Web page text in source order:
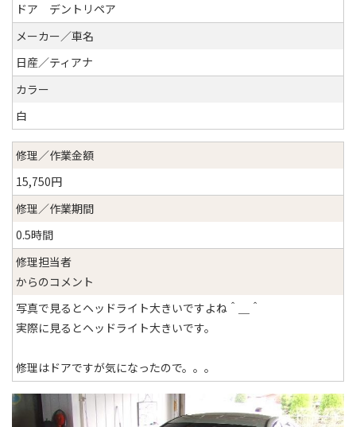
ドア デントリペア
メーカー／車名
日産／ティアナ
カラー
白
修理／作業金額
15,750円
修理／作業期間
0.5時間
修理担当者
からのコメント
写真で見るとヘッドライト大きいですよね＾＿＾
実際に見るとヘッドライト大きいです。
修理はドアですが気になったので。。。